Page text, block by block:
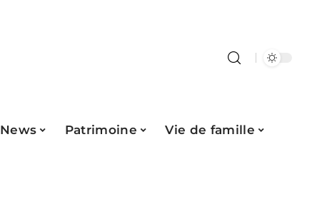
News Patrimoine
Vie de famille